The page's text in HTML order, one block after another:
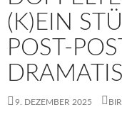
(K)EIN
POST-
9. DEZEMBER 2025